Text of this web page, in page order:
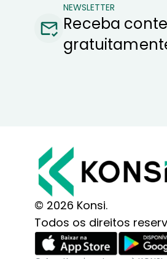
NEWSLETTER
Receba
© 2026 Konsi.
Todos os direitos